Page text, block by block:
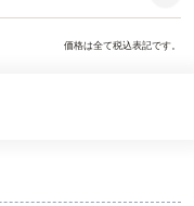
価格は全て税込表記です。